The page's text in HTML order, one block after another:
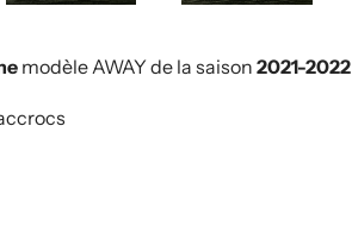
modèle AWAY de la saison 2021-2022